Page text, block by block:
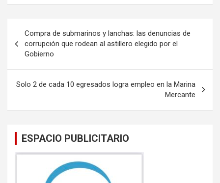
ce
o
o
k
tt
er
ail at
A
p
de
entradas
Compra de submarinos y lanchas: las denuncias de
corrupción que rodean al astillero elegido por el
Gobierno
Solo 2 de cada 10 egresados logra empleo en la Marina
Mercante
ESPACIO PUBLICITARIO